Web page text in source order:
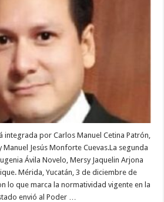
por Carlos Manuel Cetina Patrón,
Jesús Monforte Cuevas.La segunda
Ávila Novelo, Mersy Jaquelin Arjona
Mérida, Yucatán, 3 de diciembre de
lo que marca la normatividad vigente en la
envió al Poder …